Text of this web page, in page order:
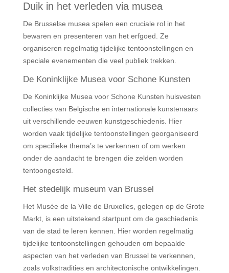
Duik in het verleden via musea
De Brusselse musea spelen een cruciale rol in het
bewaren en presenteren van het erfgoed. Ze
organiseren regelmatig tijdelijke tentoonstellingen en
speciale evenementen die veel publiek trekken.
De Koninklijke Musea voor Schone Kunsten
De Koninklijke Musea voor Schone Kunsten huisvesten
collecties van Belgische en internationale kunstenaars
uit verschillende eeuwen kunstgeschiedenis. Hier
worden vaak tijdelijke tentoonstellingen georganiseerd
om specifieke thema’s te verkennen of om werken
onder de aandacht te brengen die zelden worden
tentoongesteld.
Het stedelijk museum van Brussel
Het Musée de la Ville de Bruxelles, gelegen op de Grote
Markt, is een uitstekend startpunt om de geschiedenis
van de stad te leren kennen. Hier worden regelmatig
tijdelijke tentoonstellingen gehouden om bepaalde
aspecten van het verleden van Brussel te verkennen,
zoals volkstradities en architectonische ontwikkelingen.